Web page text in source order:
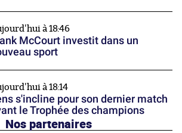
à 18:46
McCourt investit dans un
sport
à 18:14
s'incline pour son dernier match
le Trophée des champions
Nos partenaires